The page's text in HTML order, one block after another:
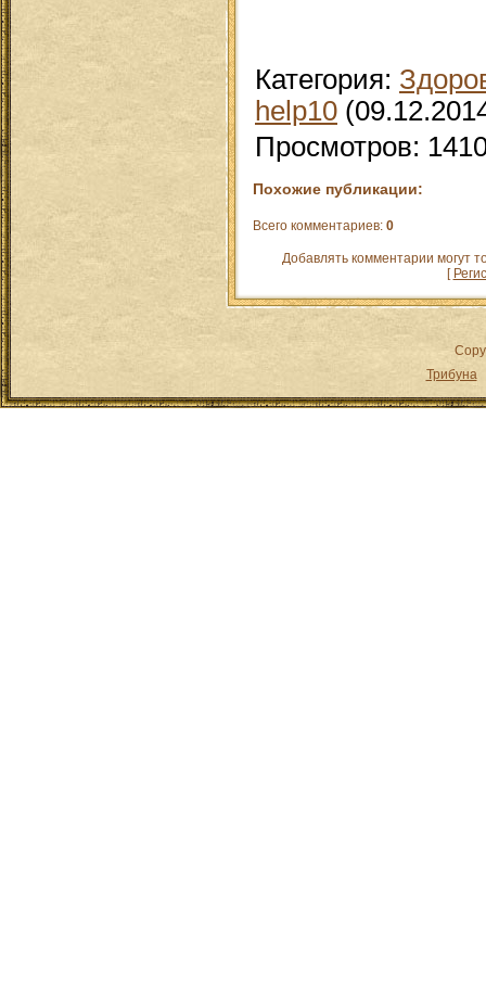
Категория:
help10
Просмотров:
Похожие публикации:
Всего комментариев: 0
Добавлять комментарии могут
[
Трибуна